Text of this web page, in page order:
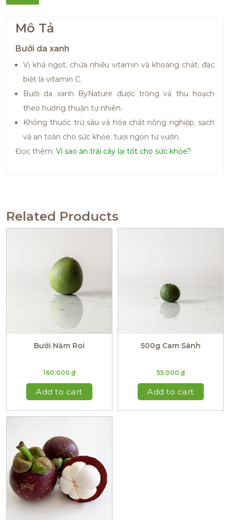
Mô Tả
Bưởi da xanh
Vị khá ngọt, chứa nhiều vitamin và khoáng chất, đặc
biệt là vitamin C.
Bưởi da xanh ByNature được trồng và thu hoạch
theo hướng thuận tự nhiên.
Không thuốc trừ sâu và hóa chất nông nghiệp, sạch
và an toàn cho sức khỏe, tươi ngon từ vườn.
Đọc thêm: Vì sao ăn trái cây lại tốt cho sức khỏe?
Related Products
Bưởi Năm Roi
160.000 ₫
Add to cart
500g Cam Sành
55.000 ₫
Add to cart